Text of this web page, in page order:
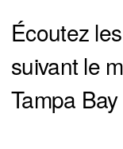
Écoutez
suivant le
Tampa Bay